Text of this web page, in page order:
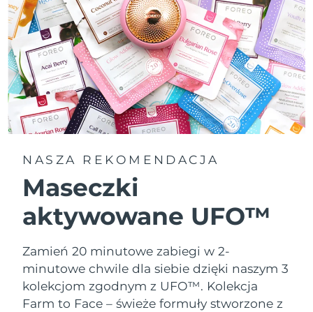
NASZA REKOMENDACJA
Maseczki
aktywowane UFO™
Zamień 20 minutowe zabiegi w 2-
minutowe chwile dla siebie dzięki naszym 3
kolekcjom zgodnym z UFO™. Kolekcja
Farm to Face – świeże formuły stworzone z